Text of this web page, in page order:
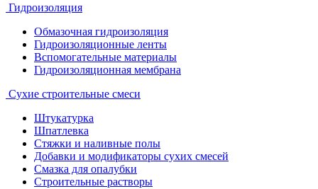
Гидроизоляция
Обмазочная гидроизоляция
Гидроизоляционные ленты
Вспомогательные материалы
Гидроизоляционная мембрана
Сухие строительные смеси
Штукатурка
Шпатлевка
Стяжки и наливные полы
Добавки и модификаторы сухих смесей
Смазка для опалубки
Строительные растворы